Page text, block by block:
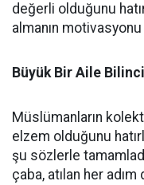
değerli olduğunu
almanın
Büyük Bir Aile Bilinci
Müslümanların
elzem olduğunu
şu sözlerle
çaba, atılan her